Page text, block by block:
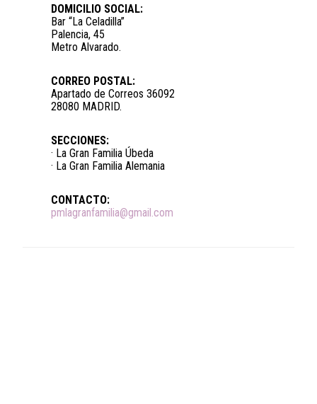
DOMICILIO SOCIAL:
Bar “La Celadilla”
Palencia, 45
Metro Alvarado.
CORREO POSTAL:
Apartado de Correos 36092
28080 MADRID.
SECCIONES:
· La Gran Familia Úbeda
· La Gran Familia Alemania
CONTACTO:
pmlagranfamilia@gmail.com